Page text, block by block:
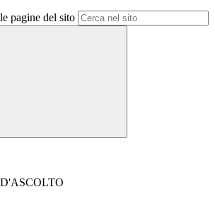
pagine del sito